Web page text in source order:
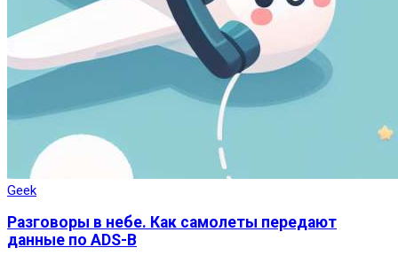
Geek
Разговоры в небе. Как самолеты передают
данные по ADS-B